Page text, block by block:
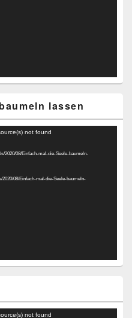
lassen
not found
2020/08/Einfach-mal-die-Seele-baumeln-
2020/08/Einfach-mal-die-Seele-baumeln-
not found